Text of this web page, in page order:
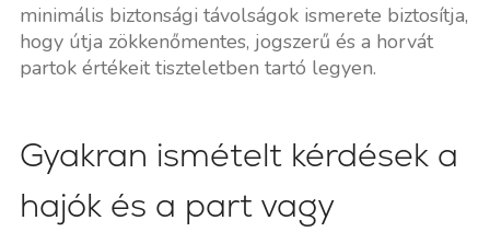
minimális biztonsági távolságok ismerete biztosítja,
hogy útja zökkenőmentes, jogszerű és a horvát
partok értékeit tiszteletben tartó legyen.
Gyakran ismételt kérdések a
hajók és a part vagy